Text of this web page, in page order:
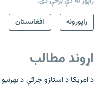
راپورونه
افغانستان
اړوند مطالب
د امریکا د استازو جرګې د